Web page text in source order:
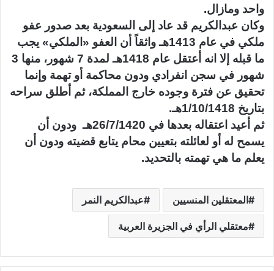
واحد ومازال.
وكان عبدالكريم قد عاد إلى السعودية بعد صدور عفو
ملكي في عام 1413هـ واثقاً أن العفو «الملكي» يجب
ما قبله إلا انه أعتقل عام 1418هـ لمدة 7 شهور، منها 3
شهور في سجن انفرادي ودون محاكمة أو تهمة وإنما
تحقيق عن فترة وجوده خارج المملكة، ثم أطلق سراحه
بتاريخ 1/10/1418هـ.
ثم أعيد اعتقاله بعدها في 26/7/1420هـ ودون أن
يسمح له أو لعائلته بتعيين محام يتابع قضيته ودون أن
يعلم ما هي تهمته بالتحديد.
المعتقلين المنسيين عبدالكريم النمر
معتقلي الرأي في الجزيرة العربية